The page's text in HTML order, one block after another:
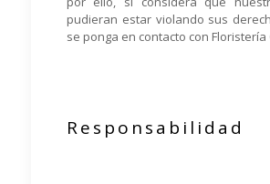
pudieran estar violando sus
se ponga en contacto con Floristería
Responsabilidad